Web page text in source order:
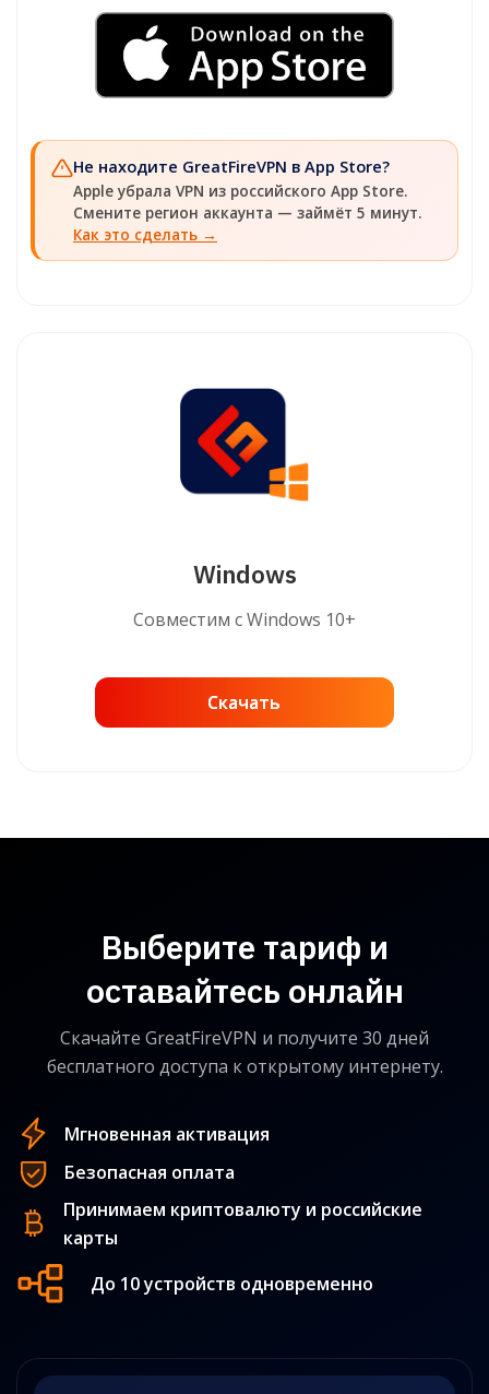
Не находите GreatFireVPN в App Store?
Apple убрала VPN из российского App Store.
Смените регион аккаунта — займёт 5 минут.
Как это сделать →
Windows
Совместим с Windows 10+
Скачать
Скачать
Выберите тариф и
оставайтесь онлайн
Скачайте GreatFireVPN и получите 30 дней
бесплатного доступа к открытому интернету.
Мгновенная активация
Безопасная оплата
Принимаем криптовалюту и российские
карты
До 10 устройств одновременно